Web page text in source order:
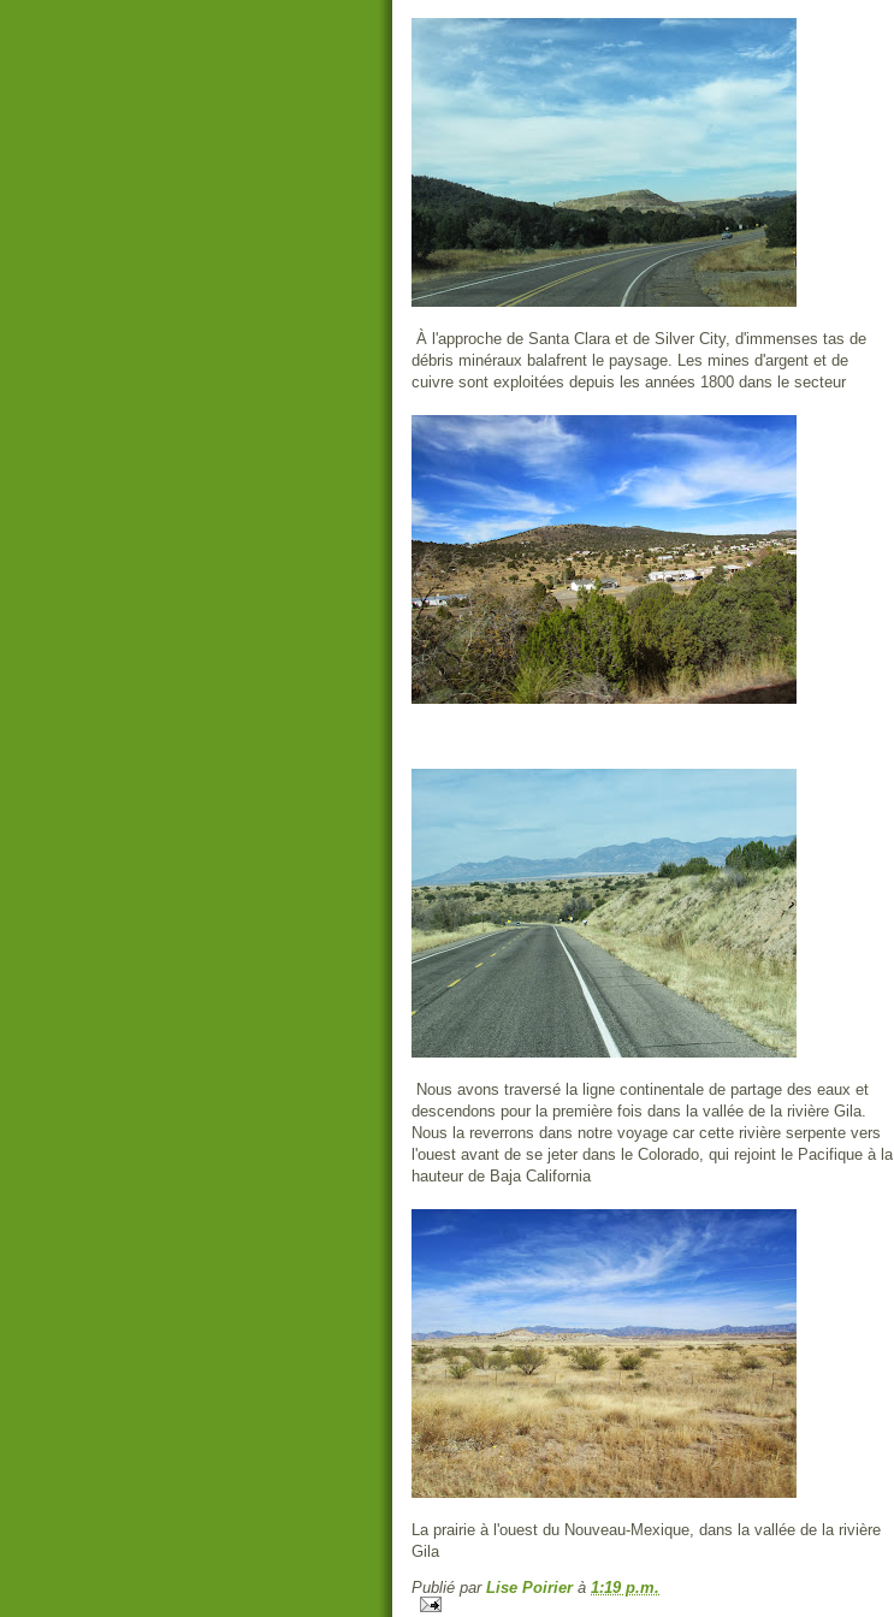
À l'approche de Santa Clara et de Silver City, d'immenses tas de
débris minéraux balafrent le paysage. Les mines d'argent et de
cuivre sont exploitées depuis les années 1800 dans le secteur
Nous avons traversé la ligne continentale de partage des eaux et
descendons pour la première fois dans la vallée de la rivière Gila.
Nous la reverrons dans notre voyage car cette rivière serpente vers
l'ouest avant de se jeter dans le Colorado, qui rejoint le Pacifique à la
hauteur de Baja California
La prairie à l'ouest du Nouveau-Mexique, dans la vallée de la rivière
Gila
Publié par Lise Poirier à 1:19 p.m.